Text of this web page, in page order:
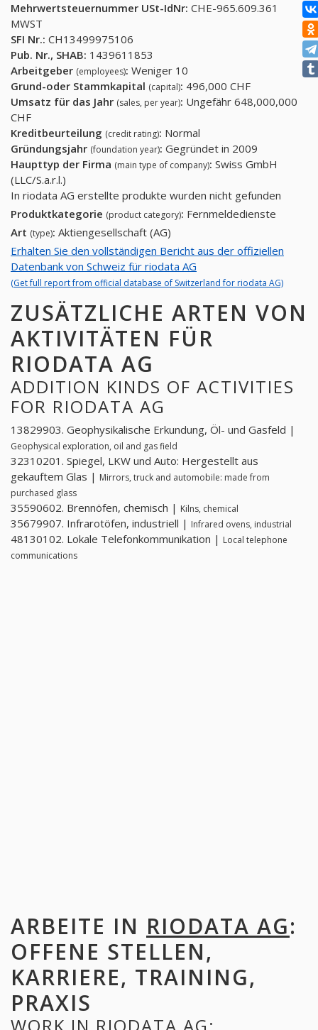
Mehrwertsteuernummer USt-IdNr: CHE-965.609.361
MWST
SFI Nr.: CH13499975106
Pub. Nr., SHAB: 1439611853
Arbeitgeber (employees): Weniger 10
Grund-oder Stammkapital (capital): 496,000 CHF
Umsatz für das Jahr (sales, per year): Ungefähr 648,000,000
CHF
Kreditbeurteilung (credit rating): Normal
Gründungsjahr (foundation year): Gegründet in 2009
Haupttyp der Firma (main type of company): Swiss GmbH
(LLC/S.a.r.l.)
In riodata AG erstellte produkte wurden nicht gefunden
Produktkategorie (product category): Fernmeldedienste
Art (type): Aktiengesellschaft (AG)
Erhalten Sie den vollständigen Bericht aus der offiziellen
Datenbank von Schweiz für riodata AG
(Get full report from official database of Switzerland for riodata AG)
ZUSÄTZLICHE ARTEN VON
AKTIVITÄTEN FÜR
RIODATA AG
ADDITION KINDS OF ACTIVITIES
FOR RIODATA AG
13829903. Geophysikalische Erkundung, Öl- und Gasfeld |
Geophysical exploration, oil and gas field
32310201. Spiegel, LKW und Auto: Hergestellt aus
gekauftem Glas | Mirrors, truck and automobile: made from
purchased glass
35590602. Brennöfen, chemisch | Kilns, chemical
35679907. Infrarotöfen, industriell | Infrared ovens, industrial
48130102. Lokale Telefonkommunikation | Local telephone
communications
ARBEITE IN RIODATA AG:
OFFENE STELLEN,
KARRIERE, TRAINING,
PRAXIS
WORK IN RIODATA AG: